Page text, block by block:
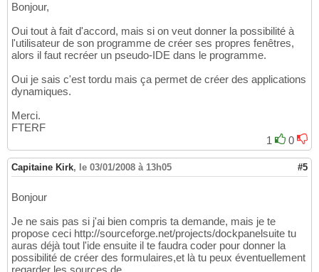
Bonjour,
Oui tout à fait d'accord, mais si on veut donner la possibilité à
l'utilisateur de son programme de créer ses propres fenêtres,
alors il faut recréer un pseudo-IDE dans le programme.
Oui je sais c'est tordu mais ça permet de créer des applications
dynamiques.
Merci.
FTERF
1
0
Capitaine Kirk, le 03/01/2008 à 13h05 #5
Bonjour
Je ne sais pas si j'ai bien compris ta demande, mais je te
propose ceci http://sourceforge.net/projects/dockpanelsuite tu
auras déjà tout l'ide ensuite il te faudra coder pour donner la
possibilité de créer des formulaires,et là tu peux éventuellement